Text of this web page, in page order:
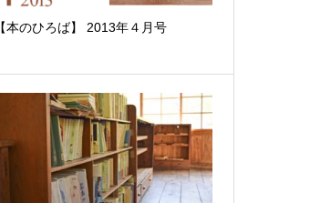
【本のひろば】 2013年４月号